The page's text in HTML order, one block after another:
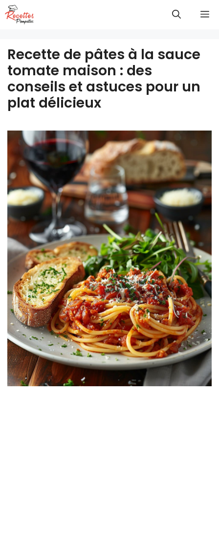
Aller
au
Recette de pâtes à la sauce
tomate maison : des
conseils et astuces pour un
plat délicieux